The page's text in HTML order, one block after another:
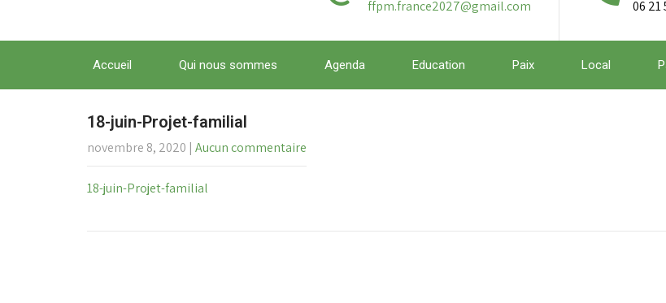
ffpm.france2027@gmail.com
06 21
Accueil Qui nous sommes Agenda Education Paix Local
18-juin-Projet-familial
novembre 8, 2020 | Aucun commentaire
18-juin-Projet-familial